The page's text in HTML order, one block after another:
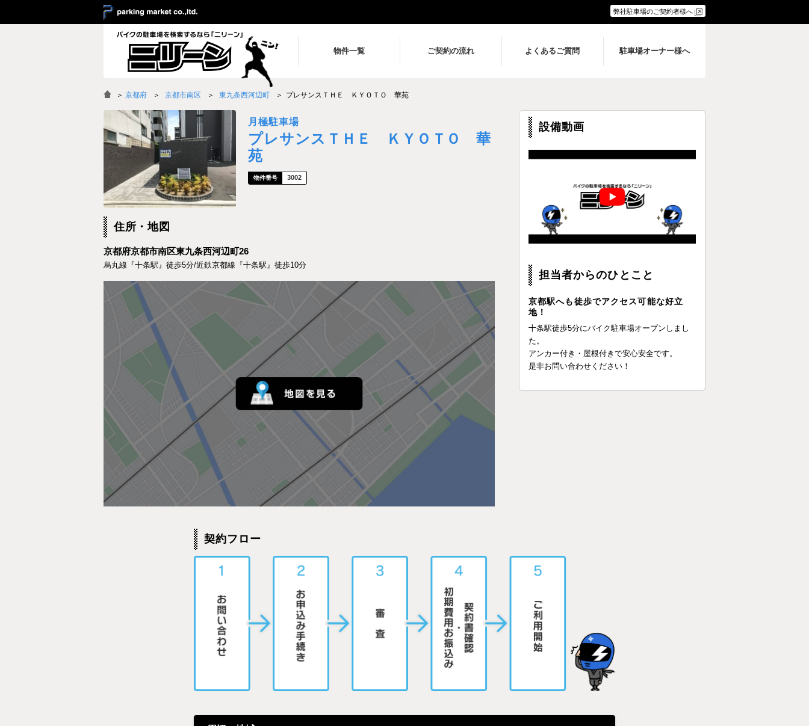
弊社駐車場のご契約者様へ
物件一覧 ご契約の流れ よくあるご質問 駐車場オーナー様へ
＞ 京都府 京都市南区 東九条西河辺町 プレサンスＴＨＥ ＫＹＯＴＯ 華苑
月極駐車場
プレサンスＴＨＥ ＫＹＯＴＯ 華
苑
3002
住所・地図
京都府京都市南区東九条西河辺町26
烏丸線『十条駅』徒歩5分/近鉄京都線『十条駅』徒歩10分
設備動画
担当者からのひとこと
京都駅へも徒歩でアクセス可能な好立
地！
十条駅徒歩5分にバイク駐車場オープンしまし
た。
アンカー付き・屋根付きで安心安全です。
是非お問い合わせください！
契約フロー